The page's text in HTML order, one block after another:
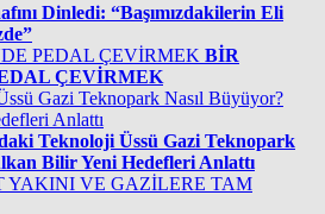
Dinledi: “Başımızdakilerin Eli
BİR
ÇEVİRMEK
Teknoloji Üssü Gazi Teknopark
Bilir Yeni Hedefleri Anlattı